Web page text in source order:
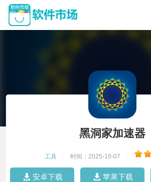
黑洞家加速器
工具 时间：2025-10-07
安卓下载 苹果下载